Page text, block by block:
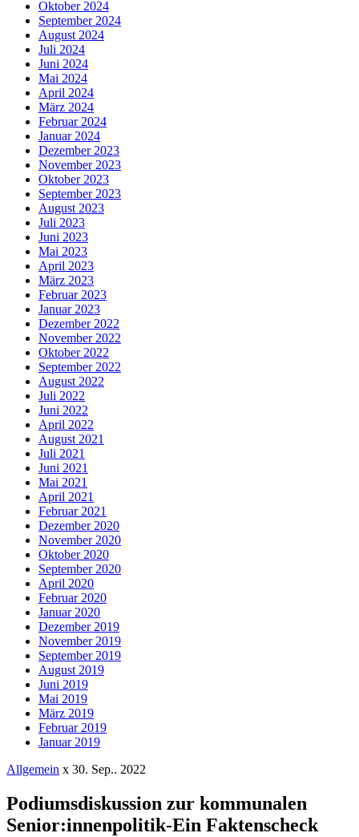
Oktober 2024
September 2024
August 2024
Juli 2024
Juni 2024
Mai 2024
April 2024
März 2024
Februar 2024
Januar 2024
Dezember 2023
November 2023
Oktober 2023
September 2023
August 2023
Juli 2023
Juni 2023
Mai 2023
April 2023
März 2023
Februar 2023
Januar 2023
Dezember 2022
November 2022
Oktober 2022
September 2022
August 2022
Juli 2022
Juni 2022
April 2022
August 2021
Juli 2021
Juni 2021
Mai 2021
April 2021
Februar 2021
Dezember 2020
November 2020
Oktober 2020
September 2020
April 2020
Februar 2020
Januar 2020
Dezember 2019
November 2019
September 2019
August 2019
Juni 2019
Mai 2019
März 2019
Februar 2019
Januar 2019
Allgemein x 30. Sep.. 2022
Podiumsdiskussion zur kommunalen
Senior:innenpolitik-Ein Faktenscheck